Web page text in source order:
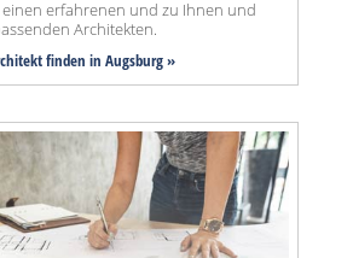
einen erfahrenen und zu Ihnen und
Architekten.
finden in Augsburg »